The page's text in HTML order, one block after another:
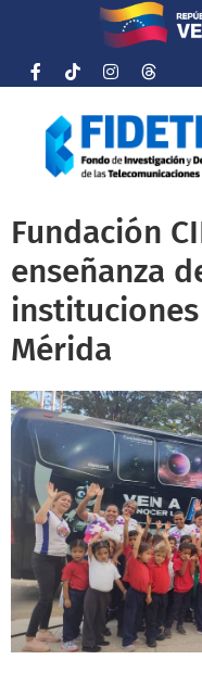
Fundación
enseñanza
Mérida